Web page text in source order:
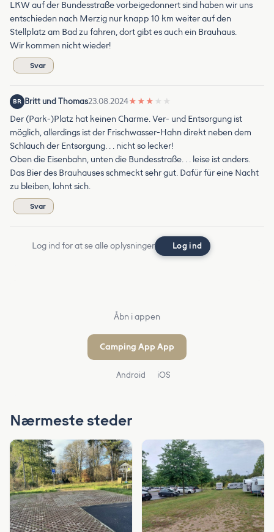
LKW auf der Bundesstraße vorbeigedonnert sind haben wir uns
entschieden nach Merzig nur knapp 10 km weiter auf den
Stellplatz am Bad zu fahren, dort gibt es auch ein Brauhaus.
Wir kommen nicht wieder!
Svar
BR Britt und Thomas23.08.2024★ ★ ★ ★ ★
Der (Park-)Platz hat keinen Charme. Ver- und Entsorgung ist
möglich, allerdings ist der Frischwasser-Hahn direkt neben dem
Schlauch der Entsorgung. . . nicht so lecker!
Oben die Eisenbahn, unten die Bundesstraße. . . leise ist anders.
Das Bier des Brauhauses schmeckt sehr gut. Dafür für eine Nacht
zu bleiben, lohnt sich.
Svar
Log ind for at se alle oplysninger Log ind
Åbn i appen
Camping App App
Android iOS
Nærmeste steder